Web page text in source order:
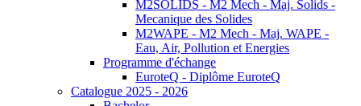
M2SOLIDS - M2 Mech - Maj. Solids -
Mecanique des Solides
M2WAPE - M2 Mech - Maj. WAPE -
Eau, Air, Pollution et Energies
Programme d'échange
EuroteQ - Diplôme EuroteQ
Catalogue 2025 - 2026